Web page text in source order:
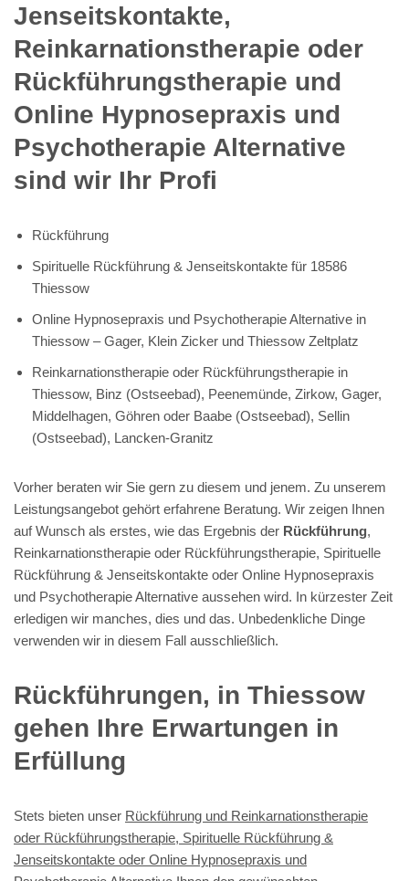
Jenseitskontakte,
Reinkarnationstherapie oder
Rückführungstherapie und
Online Hypnosepraxis und
Psychotherapie Alternative
sind wir Ihr Profi
Rückführung
Spirituelle Rückführung & Jenseitskontakte für 18586
Thiessow
Online Hypnosepraxis und Psychotherapie Alternative in
Thiessow – Gager, Klein Zicker und Thiessow Zeltplatz
Reinkarnationstherapie oder Rückführungstherapie in
Thiessow, Binz (Ostseebad), Peenemünde, Zirkow, Gager,
Middelhagen, Göhren oder Baabe (Ostseebad), Sellin
(Ostseebad), Lancken-Granitz
Vorher beraten wir Sie gern zu diesem und jenem. Zu unserem
Leistungsangebot gehört erfahrene Beratung. Wir zeigen Ihnen
auf Wunsch als erstes, wie das Ergebnis der Rückführung,
Reinkarnationstherapie oder Rückführungstherapie, Spirituelle
Rückführung & Jenseitskontakte oder Online Hypnosepraxis
und Psychotherapie Alternative aussehen wird. In kürzester Zeit
erledigen wir manches, dies und das. Unbedenkliche Dinge
verwenden wir in diesem Fall ausschließlich.
Rückführungen, in Thiessow
gehen Ihre Erwartungen in
Erfüllung
Stets bieten unser Rückführung und Reinkarnationstherapie
oder Rückführungstherapie, Spirituelle Rückführung &
Jenseitskontakte oder Online Hypnosepraxis und